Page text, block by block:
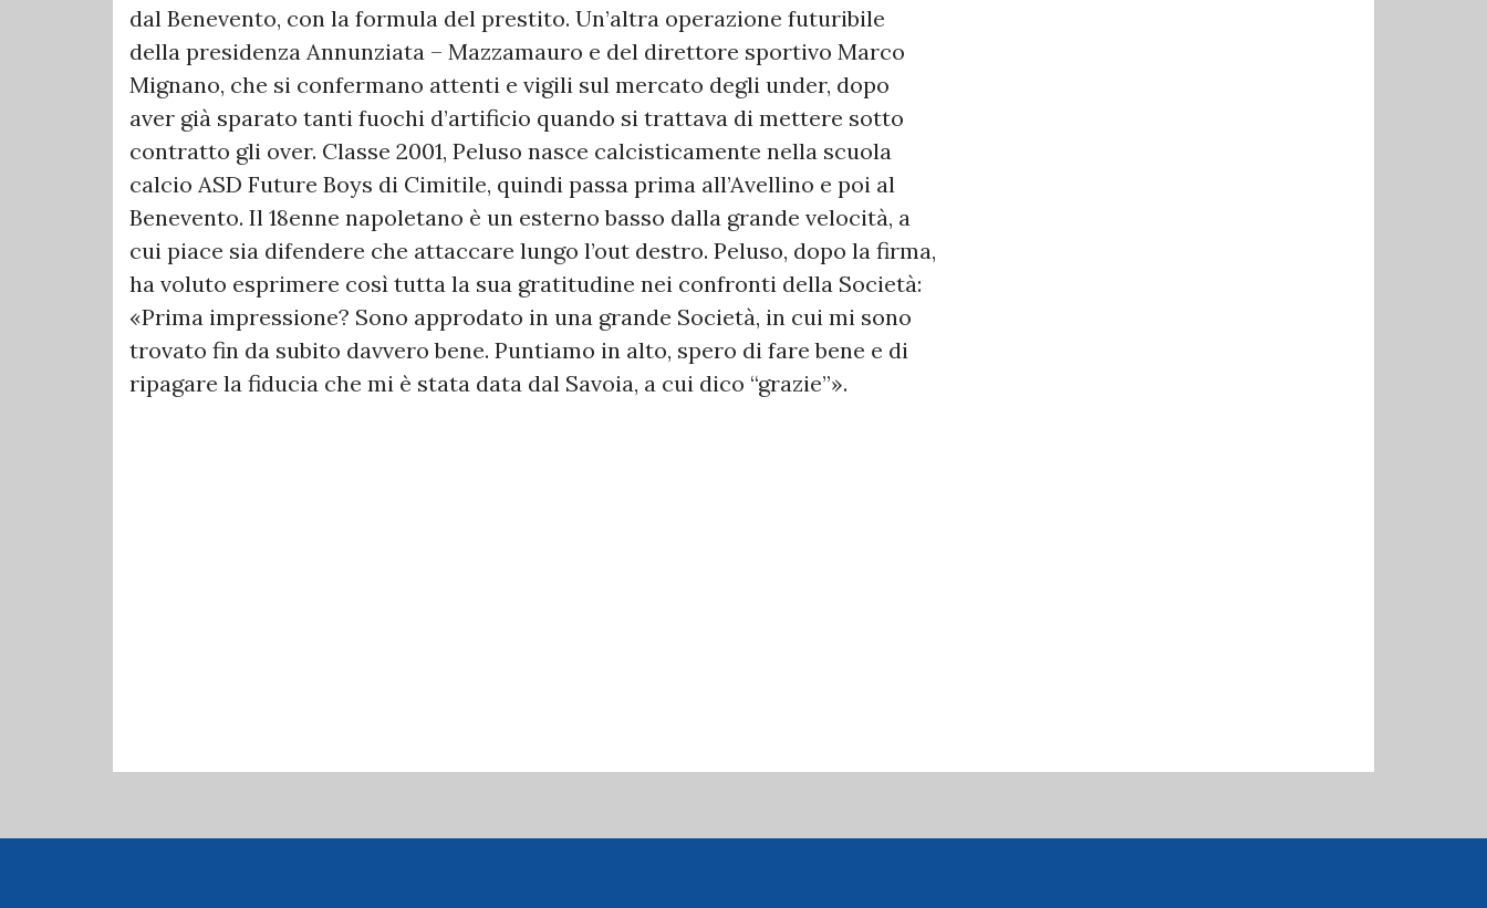
dal Benevento, con la formula del prestito. Un’altra operazione futuribile
della presidenza Annunziata – Mazzamauro e del direttore sportivo Marco
Mignano, che si confermano attenti e vigili sul mercato degli under, dopo
aver già sparato tanti fuochi d’artificio quando si trattava di mettere sotto
contratto gli over. Classe 2001, Peluso nasce calcisticamente nella scuola
calcio ASD Future Boys di Cimitile, quindi passa prima all’Avellino e poi al
Benevento. Il 18enne napoletano è un esterno basso dalla grande velocità, a
cui piace sia difendere che attaccare lungo l’out destro. Peluso, dopo la firma,
ha voluto esprimere così tutta la sua gratitudine nei confronti della Società:
«Prima impressione? Sono approdato in una grande Società, in cui mi sono
trovato fin da subito davvero bene. Puntiamo in alto, spero di fare bene e di
ripagare la fiducia che mi è stata data dal Savoia, a cui dico “grazie”».